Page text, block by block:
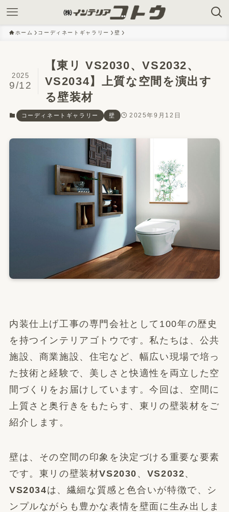
ホーム コーディネートギャラリー 壁
【東リ VS2030、VS2032、
VS2034】上質な空間を演出す
る壁装材
2025
9/12
コーディネートギャラリー 壁 2025年9月12日
内装仕上げ工事の専門会社として100年の歴史
を持つインテリアゴトウです。私たちは、公共
施設、商業施設、住宅など、幅広い現場で培っ
た技術と経験で、美しさと快適性を両立した空
間づくりをお届けしています。今回は、空間に
上質さと奥行きをもたらす、東リの壁装材をご
紹介します。
壁は、その空間の印象を決定づける重要な要素
です。東リの壁装材VS2030 、 VS2032、
VS2034は、繊細な質感と色合いが特徴で、シ
ンプルながらも豊かな表情を壁面に生み出しま